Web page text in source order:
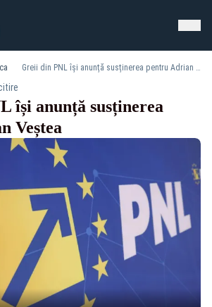
Greii din PNL își anunță susținerea pentru Adrian Veștea
își anunță susținerea
Veștea